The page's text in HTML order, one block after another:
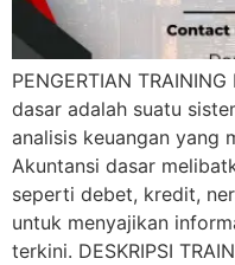
PENGERTIAN
dasar adalah suatu
analisis keuangan yang
Akuntansi dasar
seperti debet, kredit,
untuk menyajikan
terkini. DESKRIPSI